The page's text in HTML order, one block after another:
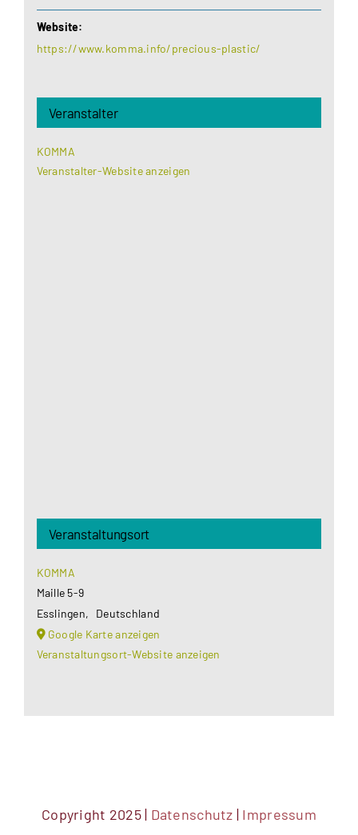
Website:
https://www.komma.info/precious-plastic/
Veranstalter
KOMMA
Veranstalter-Website anzeigen
Veranstaltungsort
KOMMA
Maille 5-9
Esslingen,
Deutschland
Google Karte anzeigen
Veranstaltungsort-Website anzeigen
Copyright 2025 | Datenschutz | Impressum